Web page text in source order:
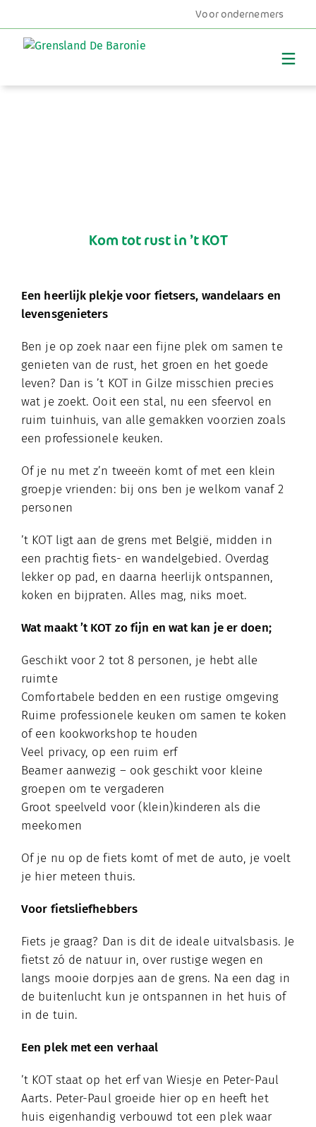
Voor ondernemers
Kom tot rust in ’t KOT
Een heerlijk plekje voor fietsers, wandelaars en
levensgenieters
Ben je op zoek naar een fijne plek om samen te
genieten van de rust, het groen en het goede
leven? Dan is ’t KOT in Gilze misschien precies
wat je zoekt. Ooit een stal, nu een sfeervol en
ruim tuinhuis, van alle gemakken voorzien zoals
een professionele keuken.
Of je nu met z’n tweeën komt of met een klein
groepje vrienden: bij ons ben je welkom vanaf 2
personen
’t KOT ligt aan de grens met België, midden in
een prachtig fiets- en wandelgebied. Overdag
lekker op pad, en daarna heerlijk ontspannen,
koken en bijpraten. Alles mag, niks moet.
Wat maakt ’t KOT zo fijn en wat kan je er doen;
Geschikt voor 2 tot 8 personen, je hebt alle
ruimte
Comfortabele bedden en een rustige omgeving
Ruime professionele keuken om samen te koken
of een kookworkshop te houden
Veel privacy, op een ruim erf
Beamer aanwezig – ook geschikt voor kleine
groepen om te vergaderen
Groot speelveld voor (klein)kinderen als die
meekomen
Of je nu op de fiets komt of met de auto, je voelt
je hier meteen thuis.
Voor fietsliefhebbers
Fiets je graag? Dan is dit de ideale uitvalsbasis. Je
fietst zó de natuur in, over rustige wegen en
langs mooie dorpjes aan de grens. Na een dag in
de buitenlucht kun je ontspannen in het huis of
in de tuin.
Een plek met een verhaal
’t KOT staat op het erf van Wiesje en Peter-Paul
Aarts. Peter-Paul groeide hier op en heeft het
huis eigenhandig verbouwd tot een plek waar